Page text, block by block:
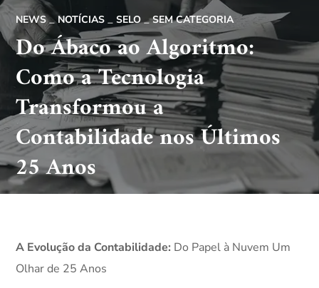
NEWS
NOTÍCIAS SELO SEM CATEGORIA
Do Ábaco ao Algoritmo:
Como a Tecnologia
Transformou a
Contabilidade nos Últimos
25 Anos
A Evolução da Contabilidade: Do Papel à Nuvem Um
Olhar de 25 Anos